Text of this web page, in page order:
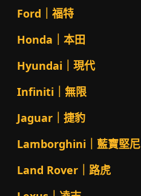
Ford｜福特
Honda｜本田
Hyundai｜現代
Infiniti｜無限
Jaguar｜捷豹
Lamborghini｜藍寶堅尼
Land Rover｜路虎